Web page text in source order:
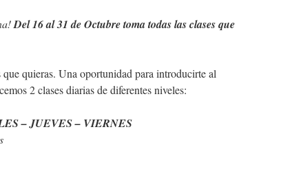
Del 16 al 31 de Octubre toma todas las clases que
quieras. Una oportunidad para introducirte al
2 clases diarias de diferentes niveles:
– JUEVES – VIERNES